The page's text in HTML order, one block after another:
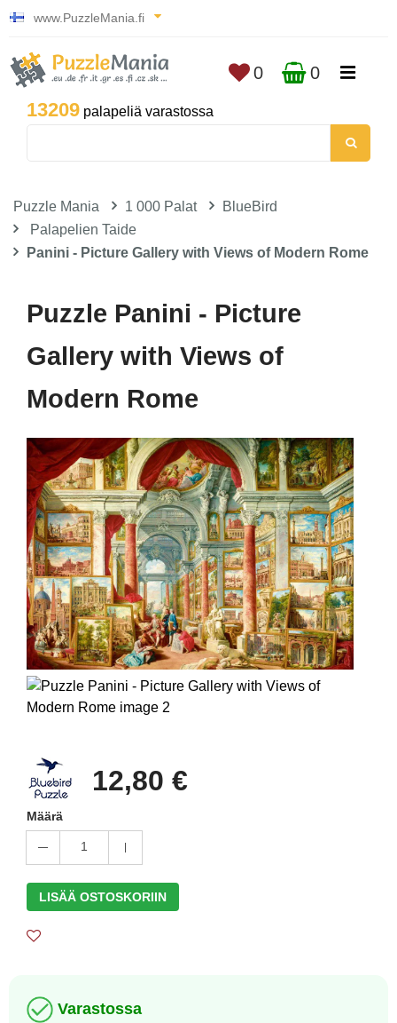
www.PuzzleMania.fi
13209 palapeliä varastossa
0 0
Puzzle Mania 1 000 Palat
BlueBird
Palapelien Taide
Panini - Picture Gallery with Views of Modern Rome
Puzzle Panini - Picture
Gallery with Views of
Modern Rome
12,80 €
Määrä
1
LISÄÄ OSTOSKORIIN
Varastossa